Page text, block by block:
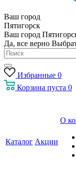
Ваш город
Пятигорск
Ваш город
Да, все верно
Избранные 0
Корзина пуста 0
Каталог Акции
О